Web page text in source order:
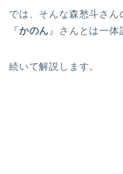
では、そんな森愁斗さん
『かのん 』さんとは一体
続いて解説します。